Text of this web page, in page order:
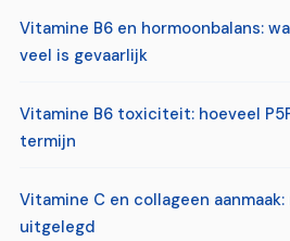
Vitamine B6 en hormoonbalans:
veel is gevaarlijk
Vitamine B6 toxiciteit: hoeveel
termijn
Vitamine C en collageen
uitgelegd